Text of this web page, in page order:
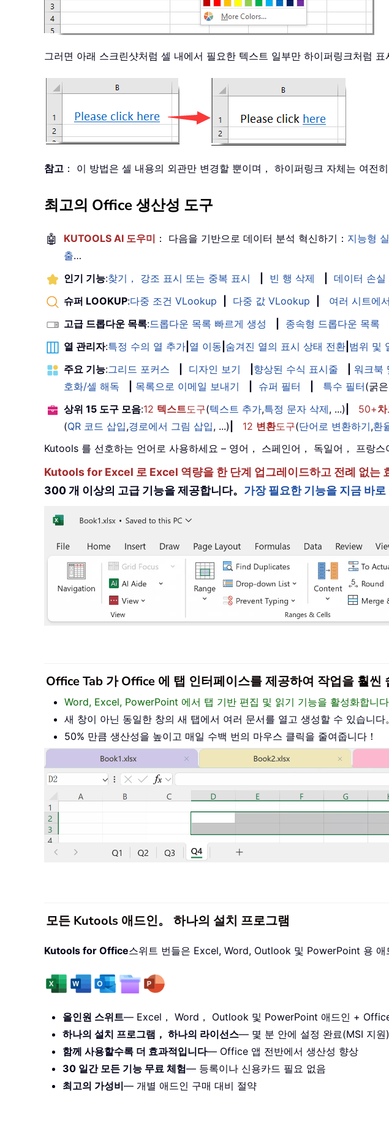
그러면 아래 스크린샷처럼 셀 내에서 필요한 텍스트 일부만 하이퍼링크처럼 표
참고 ： 이 방법은 셀 내용의 외관만 변경할 뿐이며， 하이퍼링크 자체는 여전
최고의 Office 생산성 도구
🤖 KUTOOLS AI 도우미 ： 다음을 기반으로 데이터 분석 혁신하기： 지능형
출…
인기 기능:찾기， 강조 표시 또는 중복 표시 빈 행 삭제 데이터 손
슈퍼 LOOKUP:다중 조건 VLookup 다중 값 VLookup 여러 시트에
고급 드롭다운 목록:드롭다운 목록 빠르게 생성 종속형 드롭다운 목록
열 관리자:특정 수의 열 추가 열 이동 숨겨진 열의 표시 상태 전환 범위 및
주요 기능:그리드 포커스 디자인 보기 향상된 수식 표시줄 워크북
호화/셀 해독
목록으로 이메일 보내기 슈퍼 필터 특수 필터(굵
상위 15 도구 모음:12 텍스트도구(텍스트 추가,특정 문자 삭제, ...) 50+
(QR 코드 삽입,경로에서 그림 삽입, ...) 12 변환도구(단어로 변환하기,환
Kutools 를 선호하는 언어로 사용하세요 – 영어， 스페인어， 독일어， 프랑
Kutools for Excel 로 Excel 역량을 한 단계 업그레이드하고 전례 없는
300 개 이상의 고급 기능을 제공합니다。 가장 필요한 기능을 지금 바로
Office Tab 가 Office 에 탭 인터페이스를 제공하여 작업을 훨씬
Word, Excel, PowerPoint 에서 탭 기반 편집 및 읽기 기능을 활성화합니다
새 창이 아닌 동일한 창의 새 탭에서 여러 문서를 열고 생성할 수 있습니다。
50% 만큼 생산성을 높이고 매일 수백 번의 마우스 클릭을 줄여줍니다！
모든 Kutools 애드인。 하나의 설치 프로그램
Kutools for Office스위트 번들은 Excel, Word, Outlook 및 PowerPoint 용
올인원 스위트— Excel， Word， Outlook 및 PowerPoint 애드인 +
하나의 설치 프로그램， 하나의 라이선스— 몇 분 안에 설정 완료(MSI 지원)
함께 사용할수록 더 효과적입니다— Office 앱 전반에서 생산성 향상
30 일간 모든 기능 무료 체험— 등록이나 신용카드 필요 없음
최고의 가성비— 개별 애드인 구매 대비 절약